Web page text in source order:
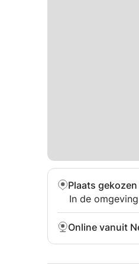
Plaats
In de
Online vanuit